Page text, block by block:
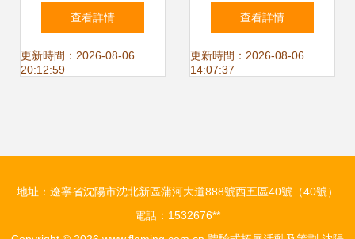
隊——集結最佳北
京團建、拓展訓練
查看詳情
更新時間：2026-08-06
20:12:59
涯互助公司簽署戰
略合作協議 攜手打
查看詳情
更新時間：2026-08-06
14:07:37
地址：遼寧省沈陽市沈北新區蒲河大道888號西五區40號（40號）
電話：1532676**